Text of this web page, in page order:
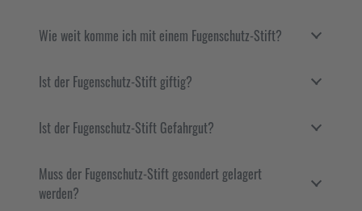
Wie weit komme ich mit einem Fugenschutz-Stift?
Ist der Fugenschutz-Stift giftig?
Ist der Fugenschutz-Stift Gefahrgut?
Muss der Fugenschutz-Stift gesondert gelagert
werden?